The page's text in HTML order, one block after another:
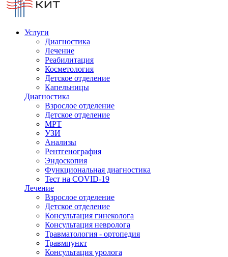
Услуги
Диагностика
Лечение
Реабилитация
Косметология
Детское отделение
Капельницы
Диагностика
Взрослое отделение
Детское отделение
МРТ
УЗИ
Анализы
Рентгенография
Эндоскопия
Функциональная диагностика
Тест на COVID-19
Лечение
Взрослое отделение
Детское отделение
Консультация гинеколога
Консультация невролога
Травматология - ортопедия
Травмпункт
Консультация уролога